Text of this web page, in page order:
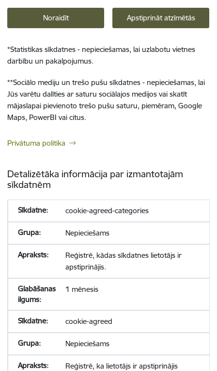
Noraidīt Apstiprināt atzīmētās
*Statistikas sīkdatnes - nepieciešamas, lai uzlabotu vietnes
darbību un pakalpojumus.
**Sociālo mediju un trešo pušu sīkdatnes - nepieciešamas, lai
Jūs varētu dalīties ar saturu sociālajos medijos vai skatīt
mājaslapai pievienoto trešo pušu saturu, piemēram, Google
Maps, PowerBI vai citus.
Privātuma politika
Detalizētāka informācija par izmantotajām
sīkdatnēm
cookie-agreed-categories
Nepieciešams
Reģistrē, kādas sīkdatnes lietotājs ir
apstiprinājis.
1 mēnesis
cookie-agreed
Nepieciešams
Reģistrē, ka lietotājs ir apstiprinājis